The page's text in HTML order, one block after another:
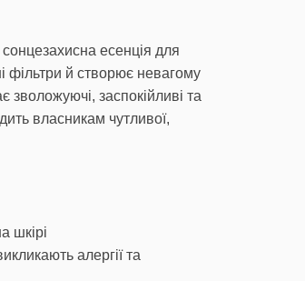
есенція для
фільтри й створює невагому
заспокійливі та
власникам чутливої,
шкірі
алергії та